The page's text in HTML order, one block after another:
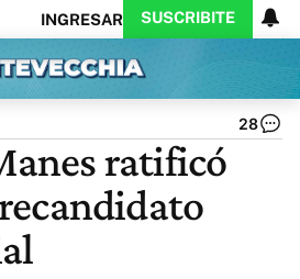
INGRESAR SUSCRIBITE
Opinión
Educación
Deportes
Turismo
28
ratificó